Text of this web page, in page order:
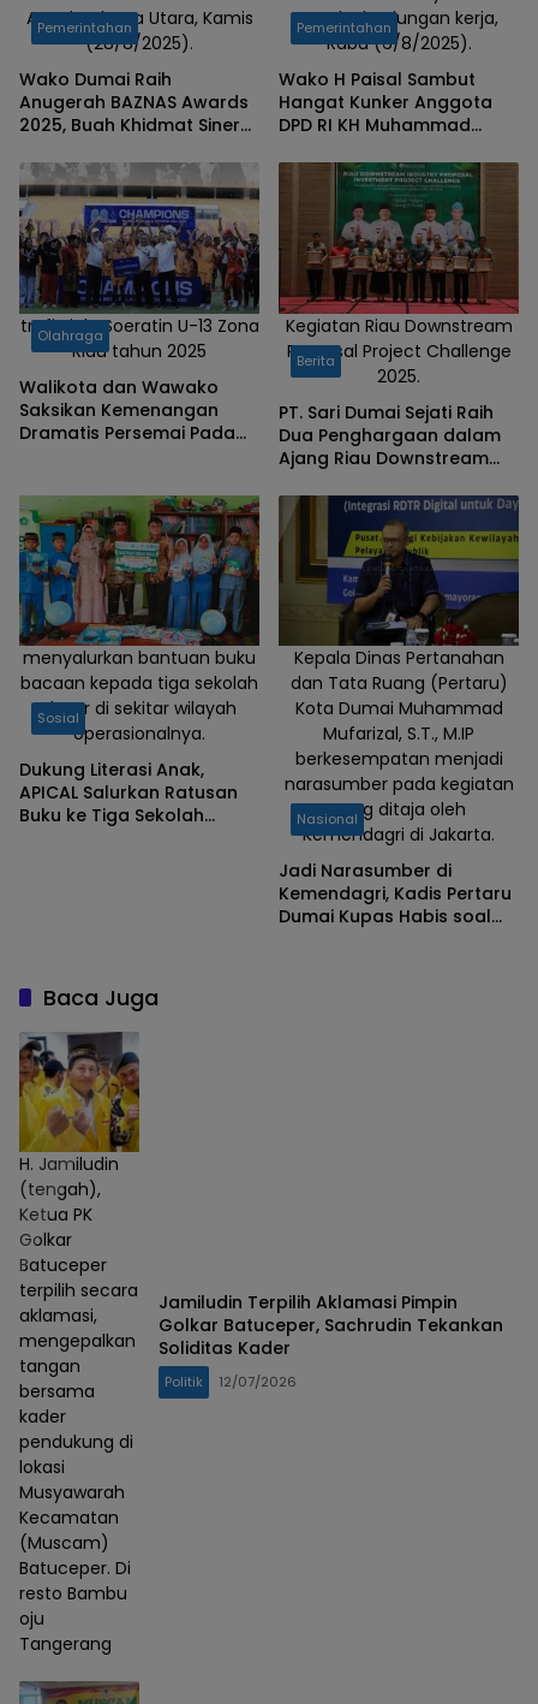
Ancol, Jakarta Utara, Kamis
(28/8/2025).
Pemerintahan
Wako Dumai Raih
Anugerah BAZNAS Awards
2025, Buah Khidmat Sinergi
dan Berkelanjutan
rangka kunjungan kerja,
Rabu (6/8/2025).
Pemerintahan
Wako H Paisal Sambut
Hangat Kunker Anggota
DPD RI KH Muhammad
Aspirasi Masyarakat untuk
Kemajuan Dumai Kota
trofi Piala Soeratin U-13 Zona
Riau tahun 2025
Olahraga
Walikota dan Wawako
Saksikan Kemenangan
Dramatis Persemai Pada
punya bakat
Kegiatan Riau Downstream
Proposal Project Challenge
2025.
Berita
PT. Sari Dumai Sejati Raih
Dua Penghargaan dalam
Ajang Riau Downstream
2025
menyalurkan bantuan buku
bacaan kepada tiga sekolah
dasar di sekitar wilayah
operasionalnya.
Sosial
Dukung Literasi Anak,
APICAL Salurkan Ratusan
Buku ke Tiga Sekolah
Kepala Dinas Pertanahan
dan Tata Ruang (Pertaru)
Kota Dumai Muhammad
Mufarizal, S.T., M.IP
berkesempatan menjadi
narasumber pada kegiatan
yang ditaja oleh
Kemendagri di Jakarta.
Nasional
Jadi Narasumber di
Kemendagri, Kadis Pertaru
Dumai Kupas Habis soal
Baca Juga
H. Jamiludin
(tengah),
Ketua PK
Golkar
Batuceper
terpilih secara
aklamasi,
mengepalkan
tangan
bersama
kader
pendukung di
lokasi
Musyawarah
Kecamatan
(Muscam)
Batuceper. Di
resto Bambu
oju
Tangerang
Jamiludin Terpilih Aklamasi Pimpin
Golkar Batuceper, Sachrudin Tekankan
Soliditas Kader
Politik 12/07/2026